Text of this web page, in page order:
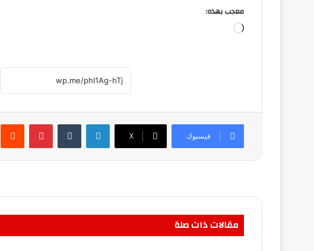
معجب بهذه:
جاري
فيسبوك ‫X
لينكدإن بينتيريست
مقالات ذات صلة